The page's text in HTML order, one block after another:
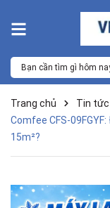
Trang chủ Tin tức
Comfee CFS-
15m²?